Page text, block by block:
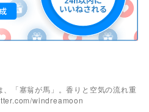
「塞翁が馬」。香りと空気の流れ重
windreamoon